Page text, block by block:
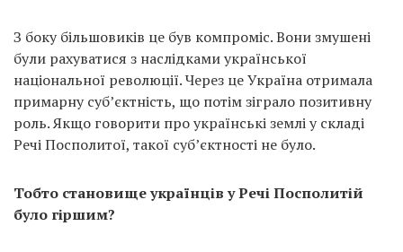
З боку більшовиків це був компроміс. Вони змушені
були рахуватися з наслідками української
національної революції. Через це Україна отримала
примарну суб’єктність, що потім зіграло позитивну
роль. Якщо говорити про українські землі у складі
Речі Посполитої, такої суб’єктності не було.
Тобто становище українців у Речі Посполитій
було гіршим?